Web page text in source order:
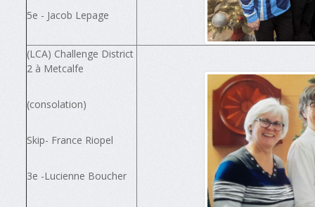
5e - Jacob Lepage
(LCA) Challenge District
2 à Metcalfe
(consolation)
Skip- France Riopel
3e -Lucienne Boucher